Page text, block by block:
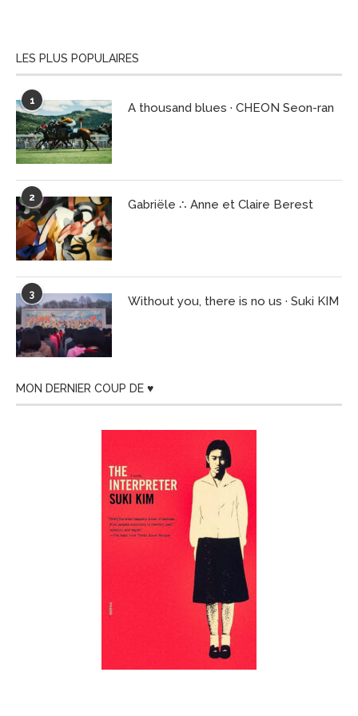
LES PLUS POPULAIRES
1 A thousand blues · CHEON Seon-ran
2 Gabriële ∴ Anne et Claire Berest
3 Without you, there is no us · Suki KIM
MON DERNIER COUP DE ♥